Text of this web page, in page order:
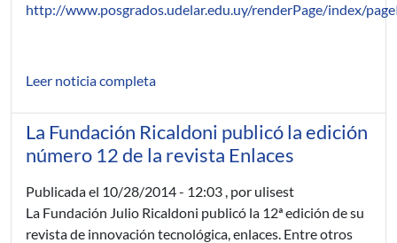
http://www.posgrados.udelar.edu.uy/renderPage/index/
Leer noticia completa
La Fundación Ricaldoni publicó la edición
número 12 de la revista Enlaces
Publicada el 10/28/2014 - 12:03 , por ulisest
La Fundación Julio Ricaldoni publicó la 12ª edición de su
revista de innovación tecnológica, enlaces. Entre otros